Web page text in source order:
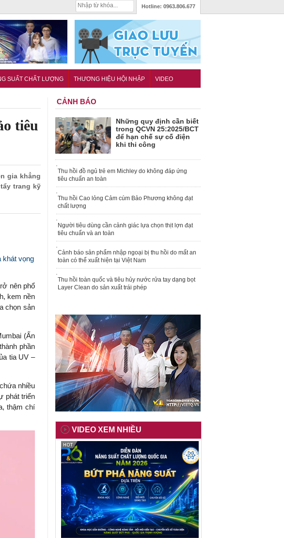
Hotline: 0963.806.677
SUẤT CHẤT LƯỢNG THƯƠNG HIỆU HỘI NHẬP VIDEO
tiêu
gia khẳng
trang kỹ
khát vọng
nên phổ
kem nền
chọn sản
(Ấn
phần
tia UV –
nhiều
phát triển
thậm chí
CẢNH BÁO
Những quy định cần biết
trong QCVN 25:2025/BCT
để hạn chế sự cố điện
khi thi công
Thu hồi đồ ngủ trẻ em Michley do không đáp ứng
tiêu chuẩn an toàn
Thu hồi Cao lỏng Cảm cúm Bảo Phương không đạt
chất lượng
Người tiêu dùng cần cảnh giác lựa chọn thịt lợn đạt
tiêu chuẩn và an toàn
Cảnh báo sản phẩm nhập ngoại bị thu hồi do mất an
toàn có thể xuất hiện tại Việt Nam
Thu hồi toàn quốc và tiêu hủy nước rửa tay dạng bọt
Layer Clean do sản xuất trái phép
VIDEO XEM NHIỀU